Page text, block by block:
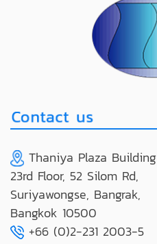
Thaniya Plaza Building
23rd Floor, 52 Silom Rd,
Suriyawongse, Bangrak,
Bangkok 10500
+66 (0)2-231 2003-5